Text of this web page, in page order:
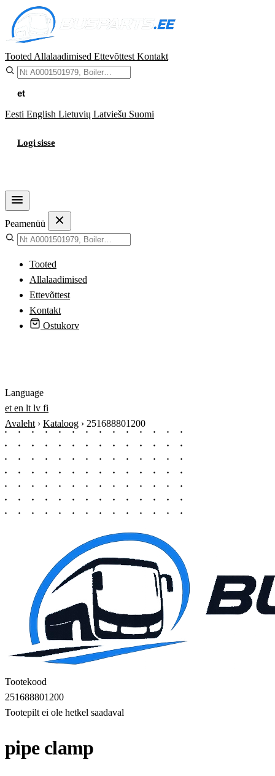
Tooted Allalaadimised Ettevõttest Kontakt
et
Eesti English Lietuvių Latviešu Suomi
Logi sisse
Peamenüü
Tooted
Allalaadimised
Ettevõttest
Kontakt
Ostukorv
Language
et en lt lv fi
Avaleht › Kataloog › 251688801200
Tootekood
251688801200
Tootepilt ei ole hetkel saadaval
pipe clamp